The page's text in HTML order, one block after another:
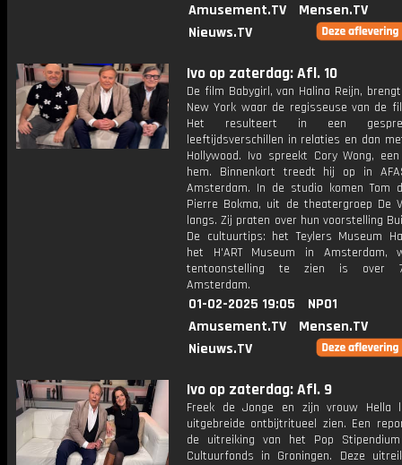
Amusement.TV
Mensen.TV
Nieuws.TV
Ivo op zaterdag: Afl. 10
De film Babygirl, van Halina Reijn,
New York waar de regisseuse van de
Het resulteert in een
leeftijdsverschillen in relaties en dan
Hollywood. Ivo spreekt Cory Wong,
hem. Binnenkort treedt hij op in
Amsterdam. In de studio komen Tom
Pierre Bokma, uit de theatergroep De
langs. Zij praten over hun voorstelling
De cultuurtips: het Teylers Museum
het H'ART Museum in Amsterdam,
tentoonstelling te zien is over
Amsterdam.
01-02-2025 19:05
NPO1
Amusement.TV
Mensen.TV
Nieuws.TV
Ivo op zaterdag: Afl. 9
Freek de Jonge en zijn vrouw Hella
uitgebreide ontbijtritueel zien. Een
de uitreiking van het Pop
Cultuurfonds in Groningen. Deze